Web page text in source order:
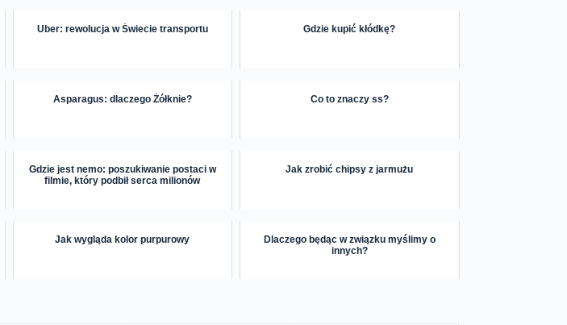
Uber: rewolucja w Świecie transportu Gdzie kupić kłódkę?
Asparagus: dlaczego Żółknie? Co to znaczy ss?
Gdzie jest nemo: poszukiwanie postaci w
filmie, który podbił serca milionów
Jak zrobić chipsy z jarmużu
Jak wygląda kolor purpurowy
Dlaczego będąc w związku myślimy o
innych?